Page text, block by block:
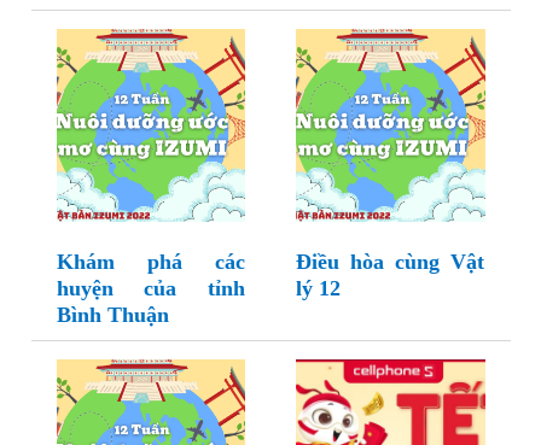
Khám phá các
huyện của tỉnh
Bình Thuận
Điều hòa cùng Vật
lý 12